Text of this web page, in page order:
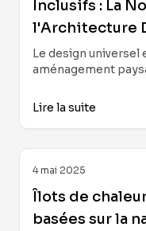
Inclusifs : La
l'Architecture
Le design
aménagement
L'intégration
d'habiter et de
urbains et naturels.
Lire la suite
4 mai 2025
Îlots de
basées sur la